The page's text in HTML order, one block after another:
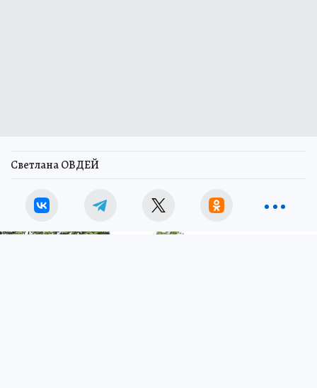
Светлана ОВДЕЙ